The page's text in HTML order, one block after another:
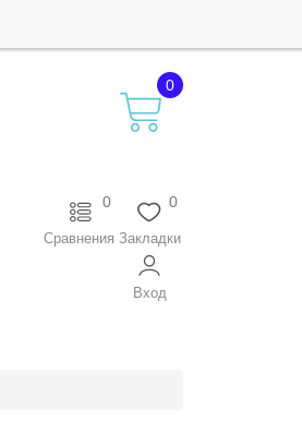
0
0
Закладки
0
Сравнения
Вход